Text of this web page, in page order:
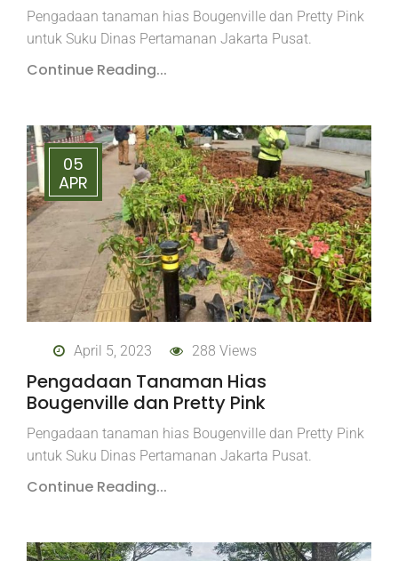
Pengadaan tanaman hias Bougenville dan Pretty Pink
untuk Suku Dinas Pertamanan Jakarta Pusat.
Continue Reading...
05
APR
April 5, 2023 288 Views
Pengadaan Tanaman Hias
Bougenville dan Pretty Pink
Pengadaan tanaman hias Bougenville dan Pretty Pink
untuk Suku Dinas Pertamanan Jakarta Pusat.
Continue Reading...